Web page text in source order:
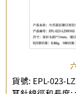
貨號: EPL-023-